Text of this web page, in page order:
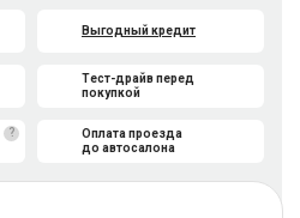
Выгодный кредит
Тест-драйв перед
покупкой
?
Оплата проезда
до автосалона